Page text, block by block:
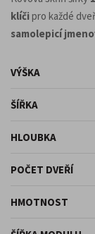
klíčipro každé
samolepicí
VÝŠKA
ŠÍŘKA
HLOUBKA
POČET DVEŘÍ
HMOTNOST